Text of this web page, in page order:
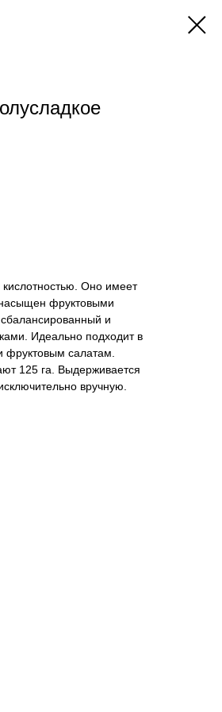
Оно имеет
фруктовыми
и
Идеально подходит в
фруктовым салатам.
125 га. Выдерживается
вручную.